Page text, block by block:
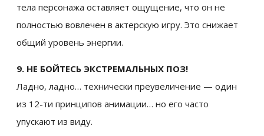
тела персонажа оставляет ощущение, что он не
полностью вовлечен в актерскую игру. Это снижает
общий уровень энергии.
9. НЕ БОЙТЕСЬ ЭКСТРЕМАЛЬНЫХ ПОЗ!
Ладно, ладно… технически преувеличение — один
из 12-ти принципов анимации… но его часто
упускают из виду.